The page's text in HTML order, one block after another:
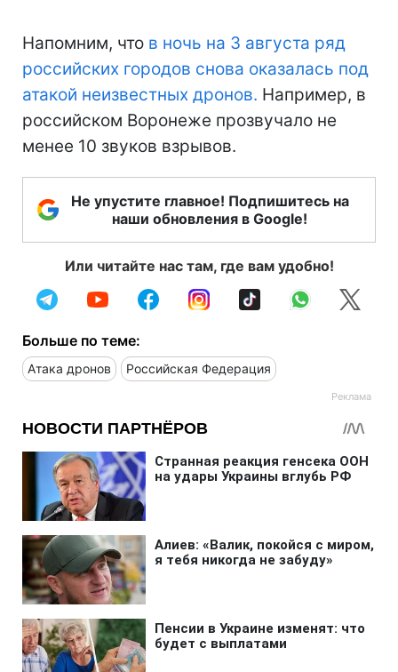
Напомним, что в ночь на 3 августа ряд
российских городов снова оказалась под
атакой неизвестных дронов. Например, в
российском Воронеже прозвучало не
менее 10 звуков взрывов.
Не упустите главное! Подпишитесь на
наши обновления в Google!
Или читайте нас там, где вам удобно!
Больше по теме:
Атака дронов Российская Федерация